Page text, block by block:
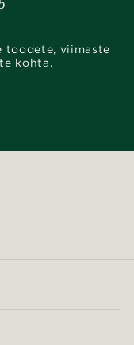
toodete, viimaste
kohta.